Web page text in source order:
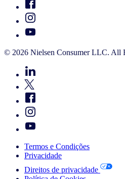
© 2026 Nielsen Consumer LLC. All
Termos e Condições
Privacidade
Direitos de privacidade